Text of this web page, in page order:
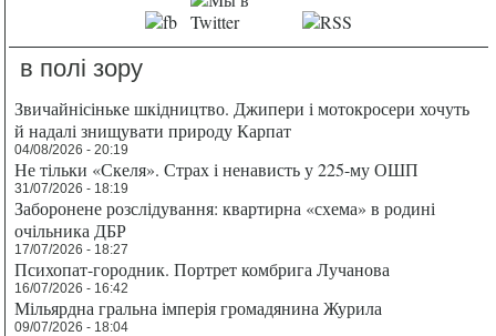
в полі зору
Звичайнісіньке шкідництво. Джипери і мотокросери хочуть
й надалі знищувати природу Карпат
04/08/2026 - 20:19
Не тільки «Скеля». Страх і ненависть у 225-му ОШП
31/07/2026 - 18:19
Заборонене розслідування: квартирна «схема» в родині
очільника ДБР
17/07/2026 - 18:27
Психопат-городник. Портрет комбрига Лучанова
16/07/2026 - 16:42
Мільярдна гральна імперія громадянина Журила
09/07/2026 - 18:04